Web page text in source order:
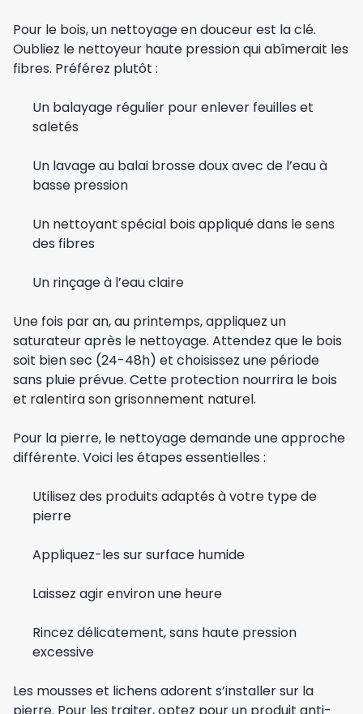
Pour le bois, un nettoyage en douceur est la clé.
Oubliez le nettoyeur haute pression qui abîmerait les
fibres. Préférez plutôt :
Un balayage régulier pour enlever feuilles et
saletés
Un lavage au balai brosse doux avec de l’eau à
basse pression
Un nettoyant spécial bois appliqué dans le sens
des fibres
Un rinçage à l’eau claire
Une fois par an, au printemps, appliquez un
saturateur après le nettoyage. Attendez que le bois
soit bien sec (24-48h) et choisissez une période
sans pluie prévue. Cette protection nourrira le bois
et ralentira son grisonnement naturel.
Pour la pierre, le nettoyage demande une approche
différente. Voici les étapes essentielles :
Utilisez des produits adaptés à votre type de
pierre
Appliquez-les sur surface humide
Laissez agir environ une heure
Rincez délicatement, sans haute pression
excessive
Les mousses et lichens adorent s’installer sur la